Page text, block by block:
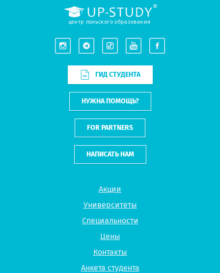
Акции
Университеты
Специальности
Цены
Контакты
Анкета студента
центр польского образования
ГИД СТУДЕНТА
НУЖНА ПОМОЩЬ?
FOR PARTNERS
НАПИСАТЬ НАМ